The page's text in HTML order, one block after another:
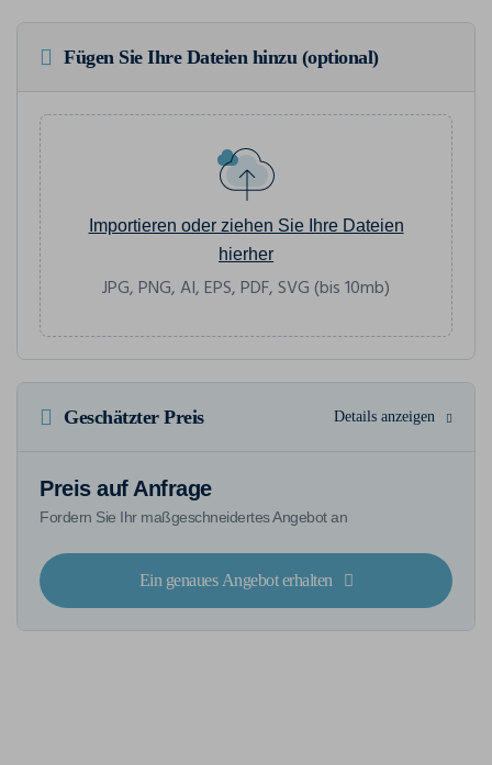
Fügen Sie Ihre Dateien hinzu (optional)
Importieren oder ziehen Sie Ihre Dateien
hierher
JPG, PNG, AI, EPS, PDF, SVG (bis 10mb)
Geschätzter Preis Details anzeigen
Preis auf Anfrage
Fordern Sie Ihr maßgeschneidertes Angebot an
Ein genaues Angebot erhalten